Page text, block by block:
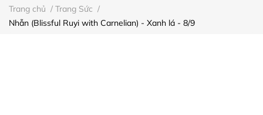
Trang chủ / Trang Sức /
Nhẫn (Blissful Ruyi with Carnelian) - Xanh lá - 8/9